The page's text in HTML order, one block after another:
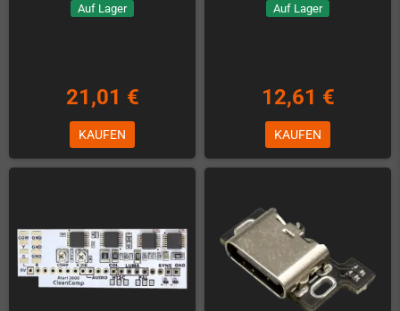
Auf Lager
21,01 €
KAUFEN
Auf Lager
12,61 €
KAUFEN